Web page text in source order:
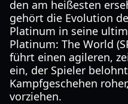
den am heißesten
gehört die Evolution
Platinum in seine
Platinum: The World
führt einen agileren,
ein, der Spieler
Kampfgeschehen
vorziehen.